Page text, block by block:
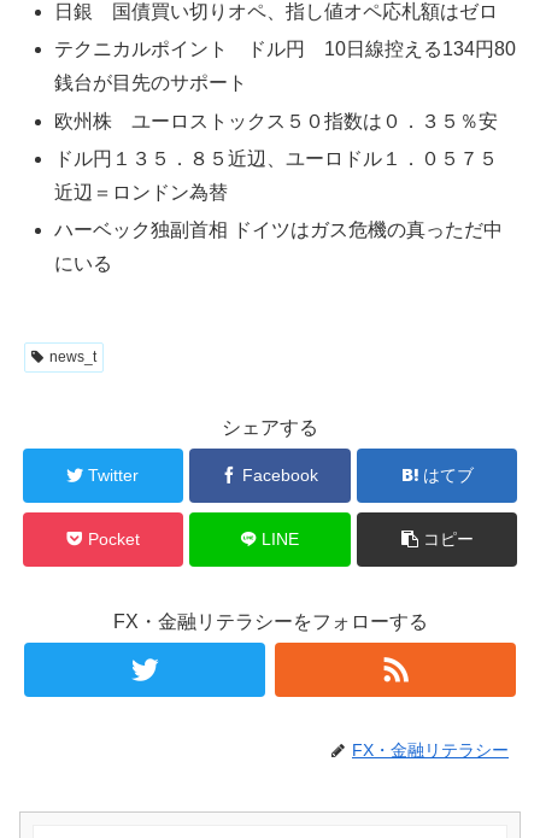
日銀 国債買い切りオペ、指し値オペ応札額はゼロ
テクニカルポイント ドル円 10日線控える134円80
銭台が目先のサポート
欧州株 ユーロストックス５０指数は０．３５％安
ドル円１３５．８５近辺、ユーロドル１．０５７５
近辺＝ロンドン為替
ハーベック独副首相 ドイツはガス危機の真っただ中
にいる
news_t
シェアする
Twitter Facebook はてブ
Pocket LINE コピー
FX・金融リテラシーをフォローする
FX・金融リテラシー